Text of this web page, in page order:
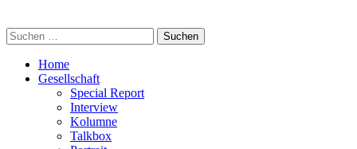
Suchen
nach:
Home
Gesellschaft
Special Report
Interview
Kolumne
Talkbox